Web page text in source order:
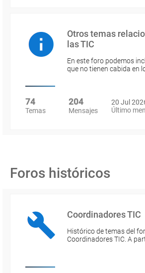
Otros temas
las TIC
En este foro podemos
que no tienen cabida en
74
Temas
204
Mensajes
20 Jul
Último
Foros históricos
Coordinadores TIC
Histórico de temas del
Coordinadores TIC. A